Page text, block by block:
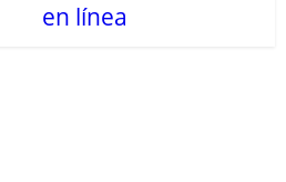
en línea